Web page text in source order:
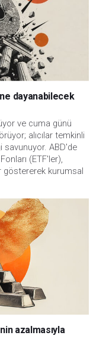
dayanabilecek
ve cuma günü
alıcılar temkinli
savunuyor. ABD'de
(ETF'ler),
göstererek kurumsal
azalmasıyla